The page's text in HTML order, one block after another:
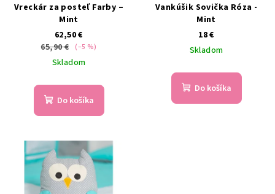
Vreckár za posteľ Farby –
Mint
62,50 €
65,90 € (–5 %)
Skladom
Do košíka
Vankúšik Sovička Róza -
Mint
18 €
Skladom
Do košíka